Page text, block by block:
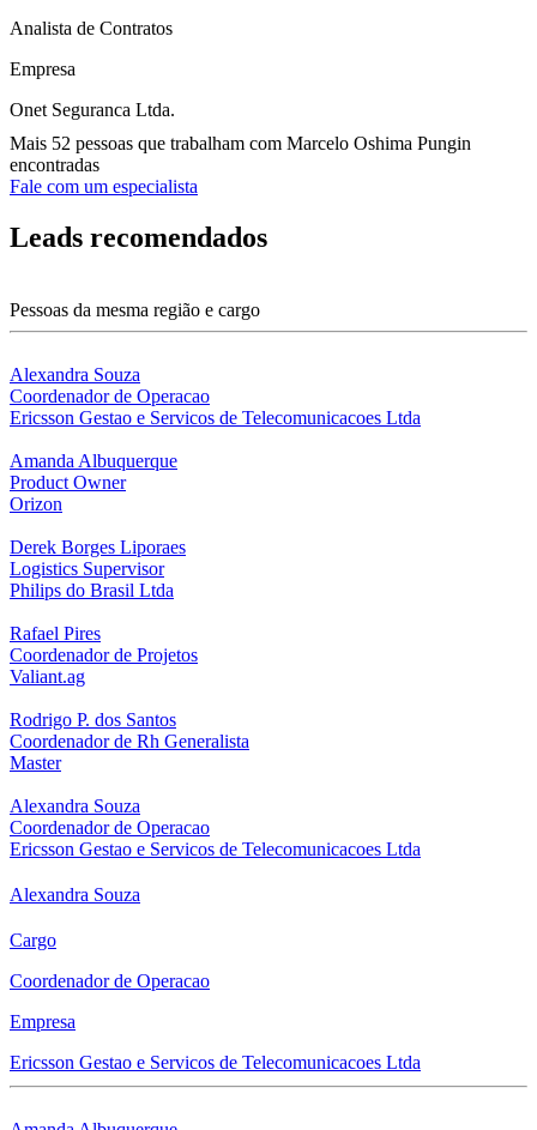
Analista de Contratos
Empresa
Onet Seguranca Ltda.
Mais 52 pessoas que trabalham com Marcelo Oshima Pungin
encontradas
Fale com um especialista
Leads recomendados
Pessoas da mesma região e cargo
Alexandra Souza
Coordenador de Operacao
Ericsson Gestao e Servicos de Telecomunicacoes Ltda
Amanda Albuquerque
Product Owner
Orizon
Derek Borges Liporaes
Logistics Supervisor
Philips do Brasil Ltda
Rafael Pires
Coordenador de Projetos
Valiant.ag
Rodrigo P. dos Santos
Coordenador de Rh Generalista
Master
Alexandra Souza
Coordenador de Operacao
Ericsson Gestao e Servicos de Telecomunicacoes Ltda
Alexandra Souza
Cargo
Coordenador de Operacao
Empresa
Ericsson Gestao e Servicos de Telecomunicacoes Ltda